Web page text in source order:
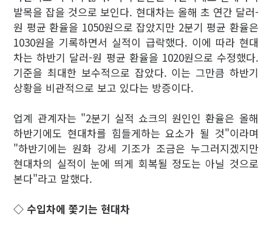
발목을 잡을 것으로 보인다. 현대차는 올해 초 연간 달러-
원 평균 환율을 1050원으로 잡았지만 2분기 평균 환율은
1030원을 기록하면서 실적이 급락했다. 이에 따라 현대
차는 하반기 달러-원 평균 환율을 1020원으로 수정했다.
기준을 최대한 보수적으로 잡았다. 이는 그만큼 하반기
상황을 비관적으로 보고 있다는 방증이다.
업계 관계자는 "2분기 실적 쇼크의 원인인 환율은 올해
하반기에도 현대차를 힘들게하는 요소가 될 것"이라며
"하반기에는 원화 강세 기조가 조금은 누그러지겠지만
현대차의 실적이 눈에 띄게 회복될 정도는 아닐 것으로
본다"라고 말했다.
◇ 수입차에 쫓기는 현대차